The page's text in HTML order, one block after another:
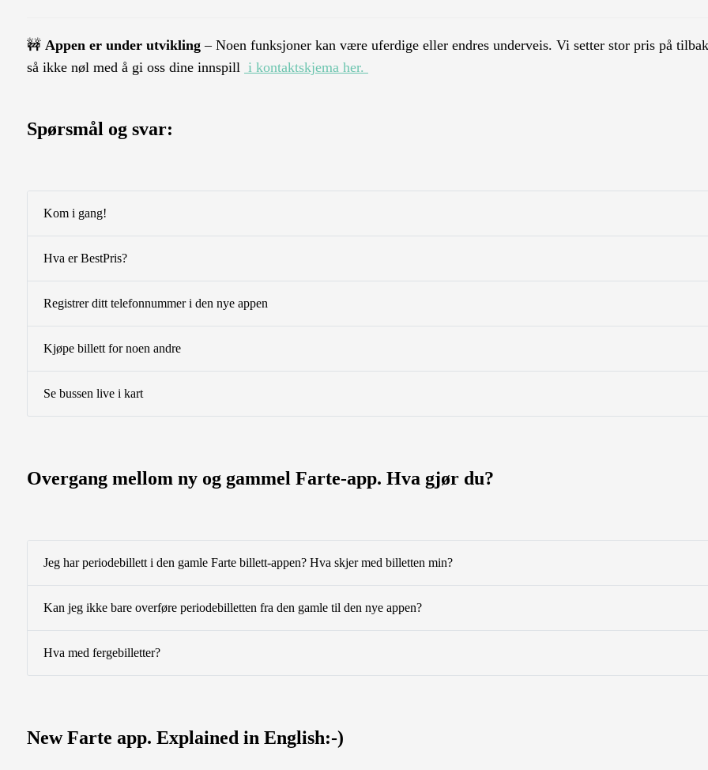
🚧 Appen er under utvikling – Noen funksjoner kan være uferdige eller endres underveis. Vi setter stor pris på
så ikke nøl med å gi oss dine innspill i kontaktskjema her.
Spørsmål og svar:
Kom i gang!
Hva er BestPris?
Registrer ditt telefonnummer i den nye appen
Kjøpe billett for noen andre
Se bussen live i kart
Overgang mellom ny og gammel Farte-app. Hva gjør du?
Jeg har periodebillett i den gamle Farte billett-appen? Hva skjer med billetten min?
Kan jeg ikke bare overføre periodebilletten fra den gamle til den nye appen?
Hva med fergebilletter?
New Farte app. Explained in English:-)